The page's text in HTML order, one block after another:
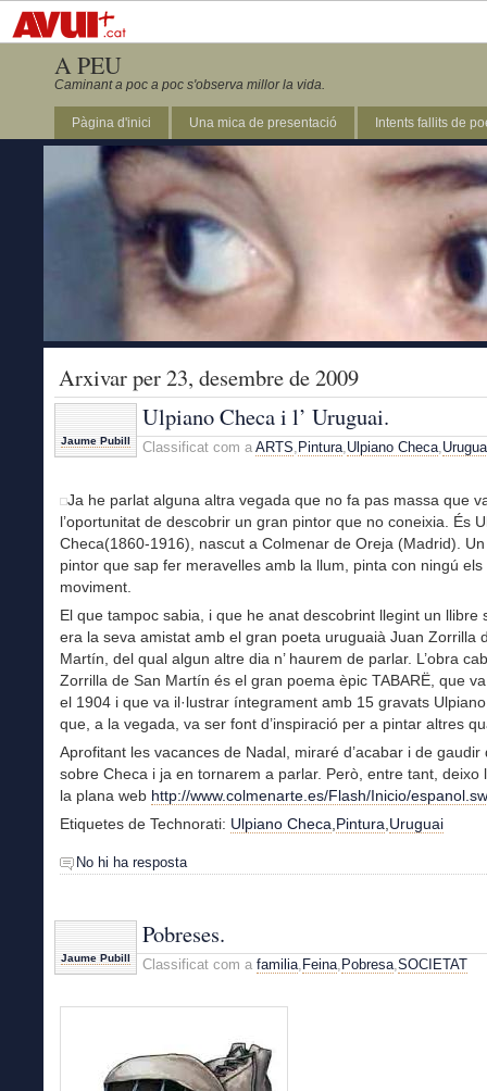
A PEU
Caminant a poc a poc s'observa millor la vida.
Pàgina d'inici Una mica de presentació Intents fallits de
Arxivar per 23, desembre de 2009
Jaume Pubill
Ulpiano Checa i l’ Uruguai.
Classificat com a ARTS, Pintura,Ulpiano Checa,
Ja he parlat alguna altra vegada que no fa pas massa que
l’oportunitat de descobrir un gran pintor que no coneixia. És
Checa(1860-1916), nascut a Colmenar de Oreja (Madrid).
pintor que sap fer meravelles amb la llum, pinta con ningú els
moviment.
El que tampoc sabia, i que he anat descobrint llegint un llibre
era la seva amistat amb el gran poeta uruguaià Juan Zorrilla
Martín, del qual algun altre dia n’ haurem de parlar. L’obra
Zorrilla de San Martín és el gran poema èpic TABARË, que
el 1904 i que va il·lustrar íntegrament amb 15 gravats
que, a la vegada, va ser font d’inspiració per a pintar altres
Aprofitant les vacances de Nadal, miraré d’acabar i de gaudir
sobre Checa i ja en tornarem a parlar. Però, entre tant, deixo
la plana web http://www.colmenarte.es/Flash/Inicio/
Etiquetes de Technorati: Ulpiano Checa,Pintura,Uruguai
No hi ha resposta
Jaume Pubill
Pobreses.
Classificat com a familia Feina Pobresa SOCIETAT